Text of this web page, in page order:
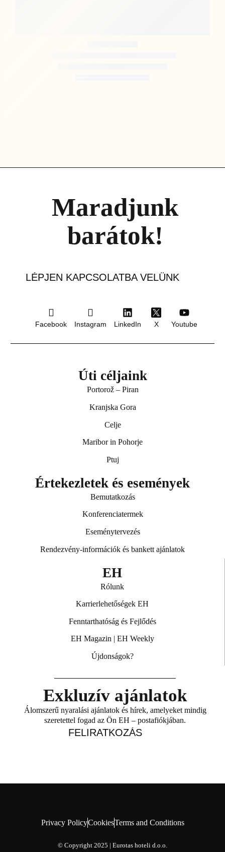
Válaszd a zöld
megoldást a Hotel
Evropában
Hotel Evropa
01.01.2026 – 31.12.2026
PREBERI VEČ
Maradjunk
barátok!
LÉPJEN KAPCSOLATBA VELÜNK
Facebook Instagram LinkedIn X Youtube
Úti céljaink
Portorož – Piran
Kranjska Gora
Celje
Maribor in Pohorje
Ptuj
Értekezletek és események
Bemutatkozás
Konferenciatermek
Eseménytervezés
Rendezvény‑információk és bankett ajánlatok
EH
Rólunk
Karrierlehetőségek EH
Fenntarthatóság és Fejlődés
EH Magazin| EH Weekly
Újdonságok?
Exkluzív ajánlatok
Álomszerű nyaralási ajánlatok és hírek, amelyeket mindig
szeretettel fogad az Ön EH – postafiókjában.
FELIRATKOZÁS
Privacy PolicyCookiesTerms and Conditions
© Copyright 2025 | Eurotas hoteli d.o.o.